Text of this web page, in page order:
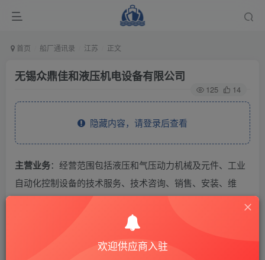
首页 船厂通讯录 江苏 正文
无锡众鼎佳和液压机电设备有限公司
125 14
隐藏内容，请登录后查看
主营业务：经营范围包括液压和气压动力机械及元件、工业
自动化控制设备的技术服务、技术咨询、销售、安装、维
欢迎供应商入驻